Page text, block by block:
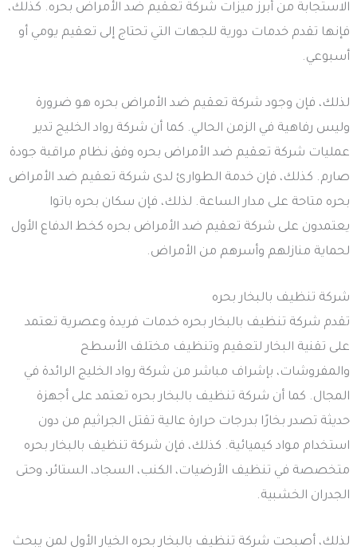
الاستجابة من أبرز ميزات شركة تعقيم ضد الأمراض بحره. كذلك،
فإنها تقدم خدمات دورية للجهات التي تحتاج إلى تعقيم يومي أو
أسبوعي.
لذلك، فإن وجود شركة تعقيم ضد الأمراض بحره هو ضرورة
وليس رفاهية في الزمن الحالي. كما أن شركة رواد الخليج تدير
عمليات شركة تعقيم ضد الأمراض بحره وفق نظام مراقبة جودة
صارم. كذلك، فإن خدمة الطوارئ لدى شركة تعقيم ضد الأمراض
بحره متاحة على مدار الساعة. لذلك، فإن سكان بحره باتوا
يعتمدون على شركة تعقيم ضد الأمراض بحره كخط الدفاع الأول
لحماية منازلهم وأسرهم من الأمراض.
شركة تنظيف بالبخار بحره
تقدم شركة تنظيف بالبخار بحره خدمات فريدة وعصرية تعتمد
على تقنية البخار لتعقيم وتنظيف مختلف الأسطح
والمفروشات، بإشراف مباشر من شركة رواد الخليج الرائدة في
المجال. كما أن شركة تنظيف بالبخار بحره تعتمد على أجهزة
حديثة تصدر بخارًا بدرجات حرارة عالية تقتل الجراثيم من دون
استخدام مواد كيميائية. كذلك، فإن شركة تنظيف بالبخار بحره
متخصصة في تنظيف الأرضيات، الكنب، السجاد، الستائر، وحتى
الجدران الخشبية.
لذلك، أصبحت شركة تنظيف بالبخار بحره الخيار الأول لمن يبحث